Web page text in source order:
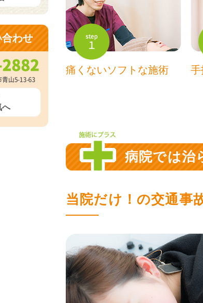
痛くないソフトな施術 手
病院では治
当院だけ！の交通事
わせ
山5-13-63
へ